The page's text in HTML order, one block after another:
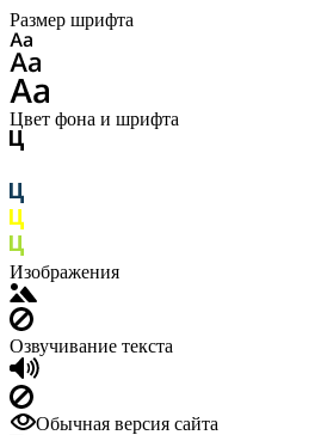
Размер шрифта
Цвет фона и шрифта
Изображения
Озвучивание текста
Обычная версия сайта